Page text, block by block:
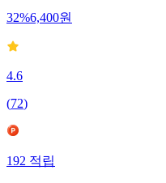
32%6,400원
4.6
(72)
192 적립